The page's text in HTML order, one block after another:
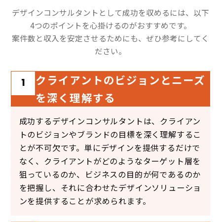
デザインコンサルタントとして成功を収めるには、以下
4つのポイントを心掛けるのがおすすめです。
案件数と収入を安定させるためにも、ぜひ参考にしてく
ださい。
1
クライアントのビジョンとニーズ
を深く理解する
成功するデザインコンサルタントは、クライアン
トのビジョンやブランドの目標を深く理解するこ
とが不可欠です。単にデザインを提供するだけで
なく、クライアントがどのようなターゲット層を
狙っているのか、ビジネスの目的が何であるのか
を把握し、それに合わせたデザインソリューショ
ンを提供することが求められます。